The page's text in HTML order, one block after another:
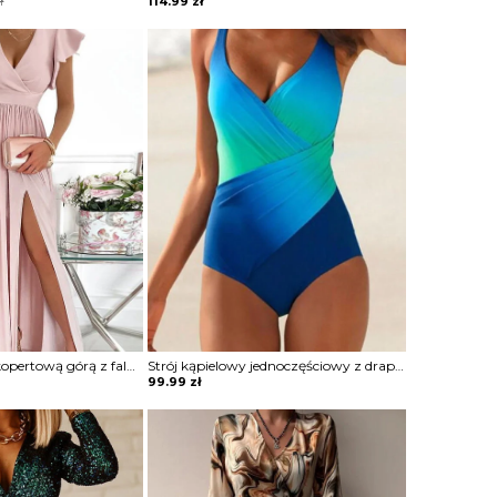
Sukienka maxi z kopertową górą z falbankami Strój kąpielowy jednoczęściowy z drapowaniem
99.99 zł